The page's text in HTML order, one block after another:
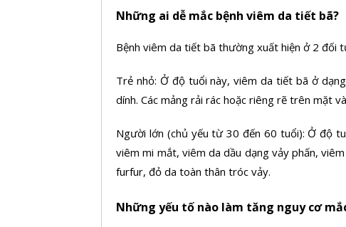
Những ai dễ mắc bệnh viêm da tiết bã?
Bệnh viêm da tiết bã thường xuất hiện ở 2 đối
Trẻ nhỏ: Ở độ tuổi này, viêm da tiết bã ở
dính. Các mảng rải rác hoặc riêng rẽ trên mặt
Người lớn (chủ yếu từ 30 đến 60 tuổi): Ở độ
viêm mi mắt, viêm da dầu dạng vảy phấn,
furfur, đỏ da toàn thân tróc vảy.
Những yếu tố nào làm tăng nguy cơ